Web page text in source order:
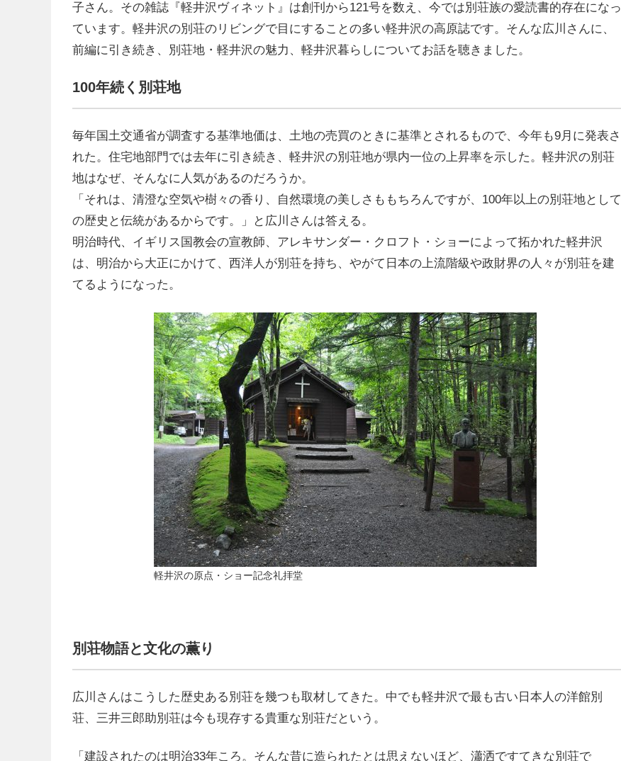
子さん。その雑誌『軽井沢ヴィネット』は創刊から121号を数え、今では別荘族の愛読書的存在になっ
ています。軽井沢の別荘のリビングで目にすることの多い軽井沢の高原誌です。そんな広川さんに、
前編に引き続き、別荘地・軽井沢の魅力、軽井沢暮らしについてお話を聴きました。
100年続く別荘地
毎年国土交通省が調査する基準地価は、土地の売買のときに基準とされるもので、今年も9月に発表さ
れた。住宅地部門では去年に引き続き、軽井沢の別荘地が県内一位の上昇率を示した。軽井沢の別荘
地はなぜ、そんなに人気があるのだろうか。
「それは、清澄な空気や樹々の香り、自然環境の美しさももちろんですが、100年以上の別荘地として
の歴史と伝統があるからです。」と広川さんは答える。
明治時代、イギリス国教会の宣教師、アレキサンダー・クロフト・ショーによって拓かれた軽井沢
は、明治から大正にかけて、西洋人が別荘を持ち、やがて日本の上流階級や政財界の人々が別荘を建
てるようになった。
軽井沢の原点・ショー記念礼拝堂
別荘物語と文化の薫り
広川さんはこうした歴史ある別荘を幾つも取材してきた。中でも軽井沢で最も古い日本人の洋館別
荘、三井三郎助別荘は今も現存する貴重な別荘だという。
「建設されたのは明治33年ころ。そんな昔に造られたとは思えないほど、瀟洒ですてきな別荘で